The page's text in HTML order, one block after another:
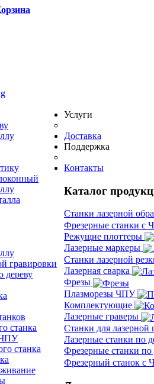
гравировки
дереву
Услуги
станка
ЧПУ
станка
Доставка
Поддержка
Контакты
Каталог
Станки лазерной
Фрезерные станки с
Режущие плоттеры
Лазерные маркеры
Станки лазерной
Лазерная сварка
Фрезы
Плазморезы ЧПУ
Комплектующие
Лазерные граверы
Станки для лазерной
Лазерные станки по
Фрезерные станки
Фрезерный станок с